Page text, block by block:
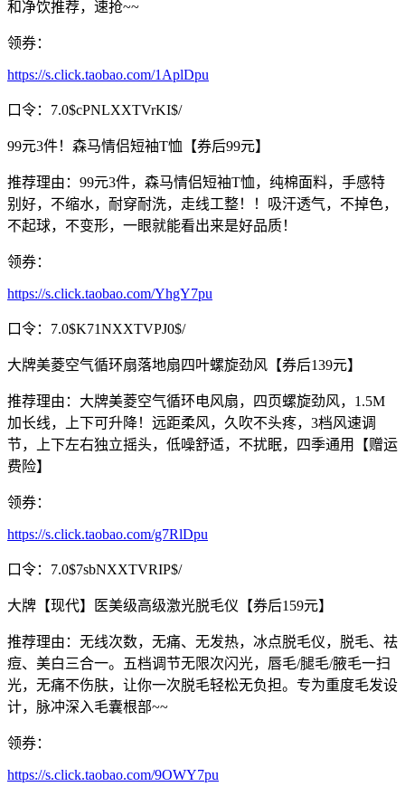
和净饮推荐，速抢~~
领券：
https://s.click.taobao.com/1AplDpu
口令：7.0$cPNLXXTVrKI$/
99元3件！森马情侣短袖T恤【券后99元】
推荐理由：99元3件，森马情侣短袖T恤，纯棉面料，手感特
别好，不缩水，耐穿耐洗，走线工整！！吸汗透气，不掉色，
不起球，不变形，一眼就能看出来是好品质！
领券：
https://s.click.taobao.com/YhgY7pu
口令：7.0$K71NXXTVPJ0$/
大牌美菱空气循环扇落地扇四叶螺旋劲风【券后139元】
推荐理由：大牌美菱空气循环电风扇，四页螺旋劲风，1.5M
加长线，上下可升降！远距柔风，久吹不头疼，3档风速调
节，上下左右独立摇头，低噪舒适，不扰眠，四季通用【赠运
费险】
领券：
https://s.click.taobao.com/g7RlDpu
口令：7.0$7sbNXXTVRIP$/
大牌【现代】医美级高级激光脱毛仪【券后159元】
推荐理由：无线次数，无痛、无发热，冰点脱毛仪，脱毛、祛
痘、美白三合一。五档调节无限次闪光，唇毛/腿毛/腋毛一扫
光，无痛不伤肤，让你一次脱毛轻松无负担。专为重度毛发设
计，脉冲深入毛囊根部~~
领券：
https://s.click.taobao.com/9OWY7pu